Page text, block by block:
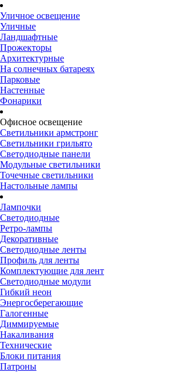
Уличное освещение
Уличные
Ландшафтные
Прожекторы
Архитектурные
На солнечных батареях
Парковые
Настенные
Фонарики
Офисное освещение
Светильники армстронг
Светильники грильято
Светодиодные панели
Модульные светильники
Точечные светильники
Настольные лампы
Лампочки
Светодиодные
Ретро-лампы
Декоративные
Светодиодные ленты
Профиль для ленты
Комплектующие для лент
Светодиодные модули
Гибкий неон
Энергосберегающие
Галогенные
Диммируемые
Накаливания
Технические
Блоки питания
Патроны